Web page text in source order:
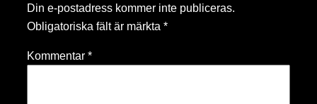
Din e-postadress kommer inte publiceras.
Obligatoriska fält är märkta *
Kommentar *